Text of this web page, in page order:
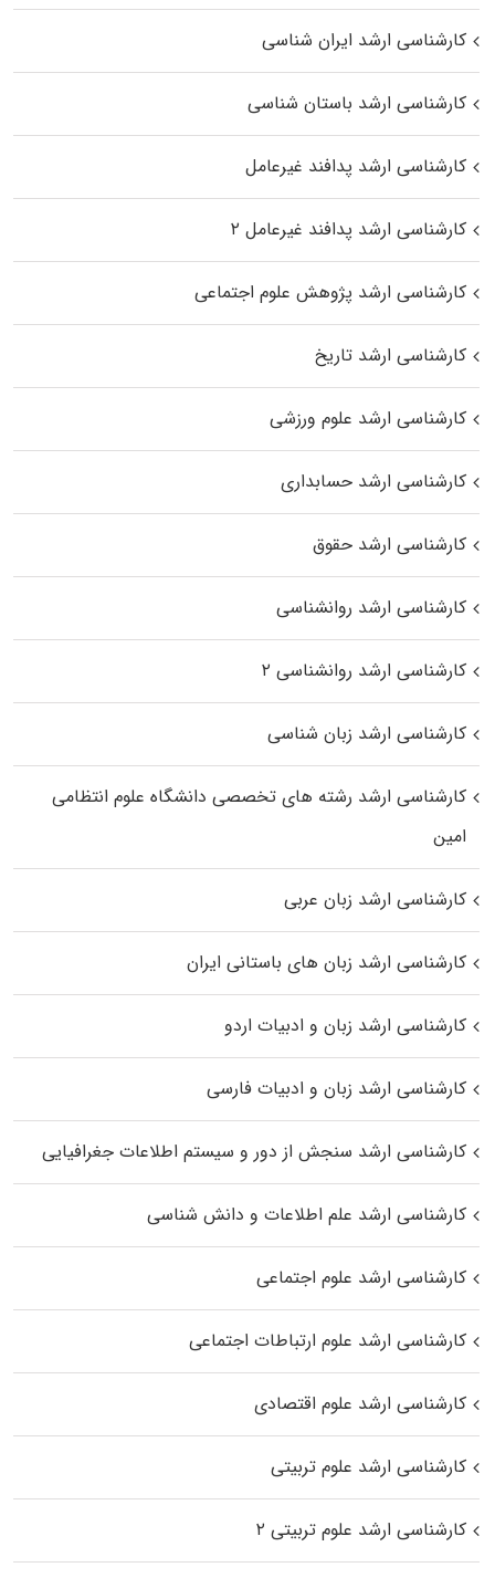
کارشناسی ارشد ایران شناسی
کارشناسی ارشد باستان شناسی
کارشناسی ارشد پدافند غیرعامل
کارشناسی ارشد پدافند غیرعامل ۲
کارشناسی ارشد پژوهش علوم اجتماعی
کارشناسی ارشد تاریخ
کارشناسی ارشد علوم ورزشی
کارشناسی ارشد حسابداری
کارشناسی ارشد حقوق
کارشناسی ارشد روانشناسی
کارشناسی ارشد روانشناسی ۲
کارشناسی ارشد زبان شناسی
کارشناسی ارشد رﺷﺘﻪ ﻫﺎی تخصصی داﻧﺸﮕﺎه ﻋﻠﻮم انتظامی
اﻣﻴﻦ
کارشناسی ارشد زبان عربی
کارشناسی ارشد زبان‌ های باستانی ایران
کارشناسی ارشد زبان و ادبیات اردو
کارشناسی ارشد زبان و ادبیات فارسی
کارشناسی ارشد سنجش از دور و سیستم اطلاعات جغرافیایی
کارشناسی ارشد علم اطلاعات و دانش شناسی
کارشناسی ارشد علوم اجتماعی
کارشناسی ارشد علوم ارتباطات اجتماعی
کارشناسی ارشد علوم اقتصادی
کارشناسی ارشد علوم تربیتی
کارشناسی ارشد علوم تربیتی ۲